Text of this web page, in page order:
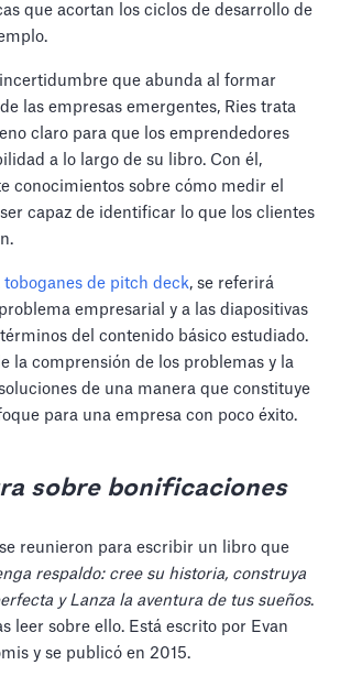
que acortan los ciclos de desarrollo de
que abunda al formar
las empresas emergentes, Ries trata
claro para que los emprendedores
a lo largo de su libro. Con él,
conocimientos sobre cómo medir el
capaz de identificar lo que los clientes
toboganes de pitch deck, se referirá
empresarial y a las diapositivas
del contenido básico estudiado.
la comprensión de los problemas y la
de una manera que constituye
para una empresa con poco éxito.
sobre bonificaciones
reunieron para escribir un libro que
respaldo: cree su historia, construya
y Lanza la aventura de tus sueños.
leer sobre ello. Está escrito por Evan
y se publicó en 2015.